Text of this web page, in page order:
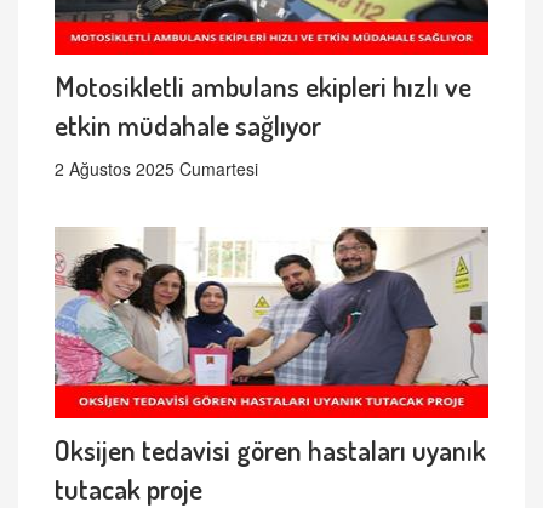
Motosikletli ambulans ekipleri hızlı ve
etkin müdahale sağlıyor
2 Ağustos 2025 Cumartesi
Oksijen tedavisi gören hastaları uyanık
tutacak proje